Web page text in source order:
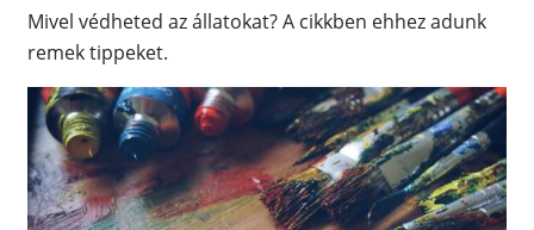
Mivel védheted az állatokat? A cikkben ehhez adunk
remek tippeket.